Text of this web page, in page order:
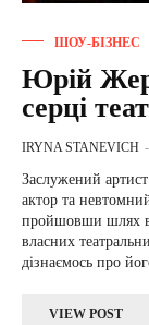
ШОУ-БІЗНЕС
Юрій
серці
IRYNA STANEVICH -
Заслужений
актор та
пройшовши шлях
власних
дізнаємось про
VIEW POST